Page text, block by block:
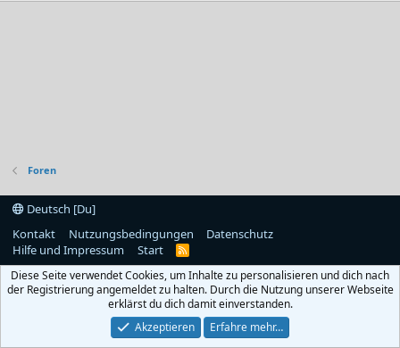
Foren
Deutsch [Du]
Kontakt
Nutzungsbedingungen
Datenschutz
Hilfe und Impressum
Start
R
S
Diese Seite verwendet Cookies, um Inhalte zu personalisieren und dich nach
der Registrierung angemeldet zu halten. Durch die Nutzung unserer Webseite
erklärst du dich damit einverstanden.
Akzeptieren
Erfahre mehr…